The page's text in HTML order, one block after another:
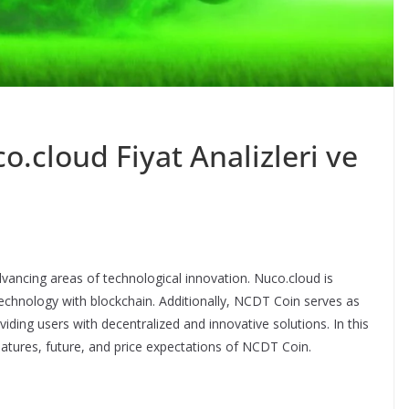
Fiyat Analizleri ve
areas of technological innovation. Nuco.cloud is
with blockchain. Additionally, NCDT Coin serves as
users with decentralized and innovative solutions. In this
future, and price expectations of NCDT Coin.